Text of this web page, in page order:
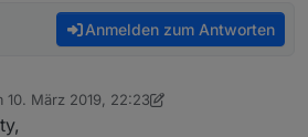
Anmelden zum Antworten
10. März 2019, 22:23
von thewhobox5. Juni 2019, 09:02